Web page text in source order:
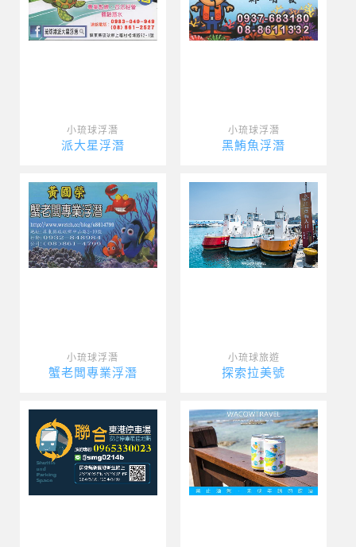
小琉球浮潛
派大星浮潛
小琉球浮潛
黑鮪魚浮潛
小琉球浮潛
蟹老闆專業浮潛
小琉球旅遊
探索拉美號